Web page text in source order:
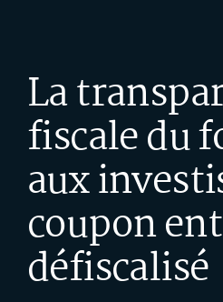
La
fiscale du
aux
coupon
défiscalisé